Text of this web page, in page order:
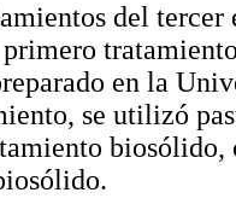
del tercer
en la
se utilizó